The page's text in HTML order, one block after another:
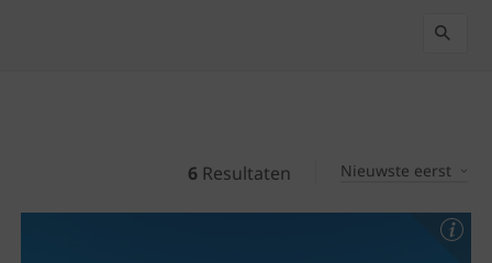
6 Resultaten Nieuwste eerst